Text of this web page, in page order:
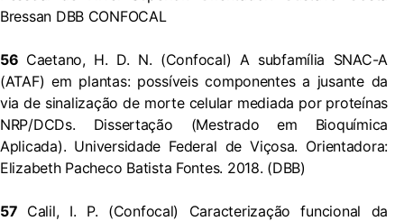
Bressan DBB CONFOCAL
56 Caetano, H. D. N. (Confocal) A subfamília SNAC-A
(ATAF) em plantas: possíveis componentes a jusante da
via de sinalização de morte celular mediada por proteínas
NRP/DCDs. Dissertação (Mestrado em Bioquímica
Aplicada). Universidade Federal de Viçosa. Orientadora:
Elizabeth Pacheco Batista Fontes. 2018. (DBB)
57 Calil, I. P. (Confocal) Caracterização funcional da